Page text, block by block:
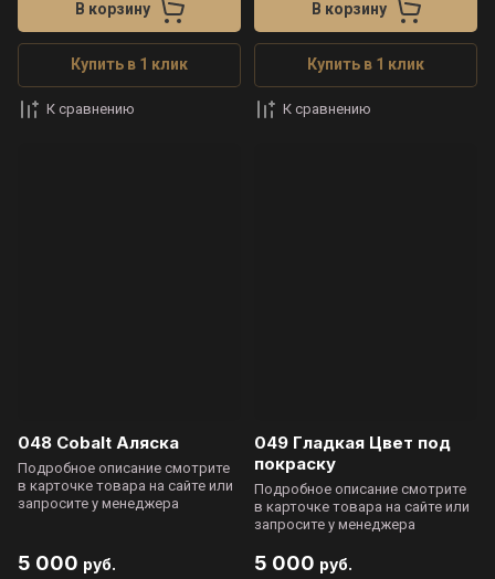
В корзину
Купить в 1 клик
К сравнению
В корзину
Купить в 1 клик
К сравнению
048 Cobalt Аляска
Подробное описание смотрите
в карточке товара на сайте или
запросите у менеджера
5 000 руб.
049 Гладкая Цвет под
покраску
Подробное описание смотрите
в карточке товара на сайте или
запросите у менеджера
5 000 руб.